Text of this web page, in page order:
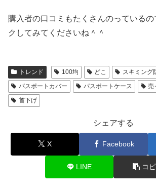
購入者の口コミもたくさんのっている
クしてみてくださいね＾＾
トレンド 100均 どこ スキミング
パスポートカバー
パスポートケース 売
首下げ
シェアする
X Facebook
LINE コ